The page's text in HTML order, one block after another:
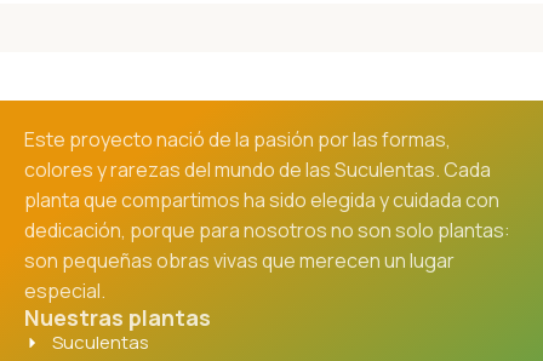
Este proyecto nació de la pasión por las formas,
colores y rarezas del mundo de las Suculentas. Cada
planta que compartimos ha sido elegida y cuidada con
dedicación, porque para nosotros no son solo plantas:
son pequeñas obras vivas que merecen un lugar
especial.
Nuestras plantas
Suculentas